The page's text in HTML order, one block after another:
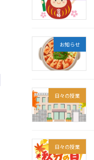
お知らせ
日々の授業
日々の授業